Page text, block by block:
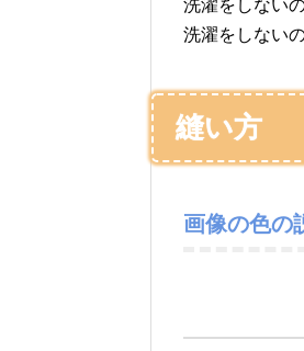
洗濯をしない
洗濯をしない
縫い方
画像の色の